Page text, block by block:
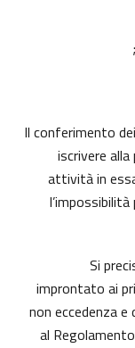
Il conferimento
iscrivere
attività in
Si
improntato ai
non eccedenza
al